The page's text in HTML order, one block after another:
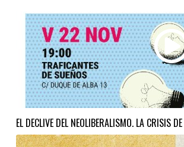
EL DECLIVE DEL NEOLIBERALISMO. LA CRISIS